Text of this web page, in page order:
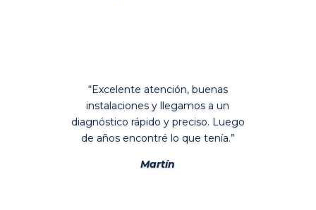
“Excelente atención, buenas
instalaciones y llegamos a un
diagnóstico rápido y preciso. Luego
de años encontré lo que tenía.”
Martín